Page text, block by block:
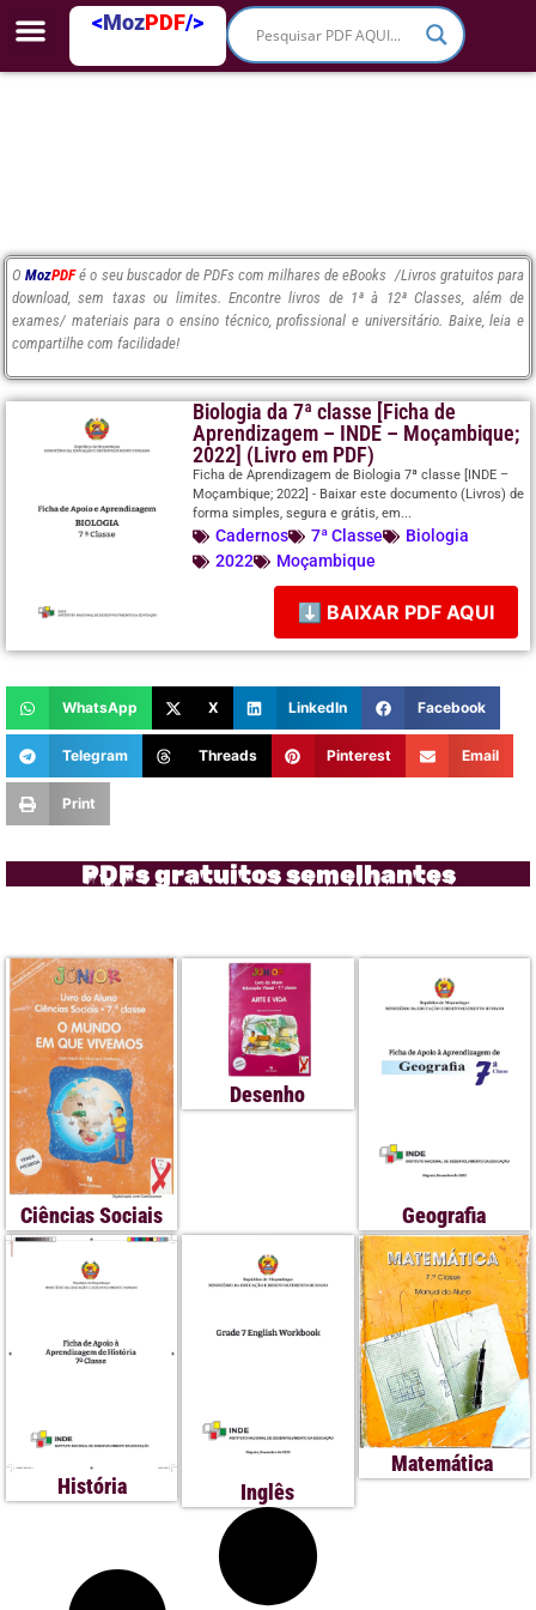
<MozPDF/>
OMozPDF é o seu buscador de PDFs com milhares de eBooks /Livros gratuitos para
download, sem taxas ou limites. Encontre livros de 1ª à 12ª Classes, além de
exames/ materiais para o ensino técnico, profissional e universitário. Baixe, leia e
compartilhe com facilidade!
Biologia da 7ª classe [Ficha de
Aprendizagem – INDE – Moçambique;
2022] (Livro em PDF)
Ficha de Aprendizagem de Biologia 7ª classe [INDE –
Moçambique; 2022] - Baixar este documento (Livros) de
forma simples, segura e grátis, em...
Cadernos 7ª Classe
Biologia
2022
Moçambique
⬇ BAIXAR PDF AQUI
WhatsApp X LinkedIn Facebook
Telegram Threads Pinterest Email
Print
PDFs gratuitos semelhantes
Ciências Sociais
Desenho
Geografia
História Inglês
Matemática